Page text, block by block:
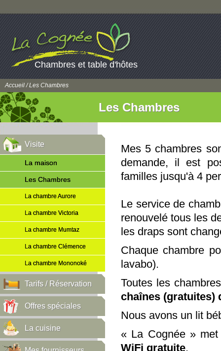
Chambres et table d'hôtes
Accueil/ Les Chambres
Les Chambres
Visite
La maison
Les Chambres
La chambre Aurore
La chambre Victoria
La chambre Mumtaz
La chambre Clémence
La chambre Mononoké
Tarifs / Réservation
Offres spéciales
La cuisine
Mes 5 chambres
demande, il est
familles jusqu'à 4
Le service de
renouvelé tous les
les draps sont
Chaque chambre
lavabo).
Toutes les
chaînes (gratuites)
Nous avons un lit
« La Cognée »
WiFi gratuite.